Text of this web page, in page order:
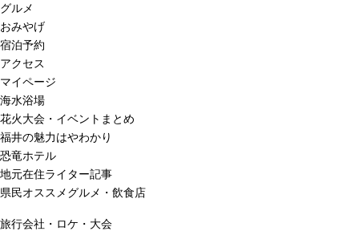
グルメ
おみやげ
宿泊予約
アクセス
マイページ
海水浴場
花火大会・イベントまとめ
福井の魅力はやわかり
恐竜ホテル
地元在住ライター記事
県民オススメグルメ・飲食店
旅行会社・ロケ・大会